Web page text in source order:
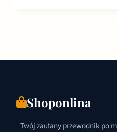
2026
Shoponlina
Twój zaufany przewodnik po